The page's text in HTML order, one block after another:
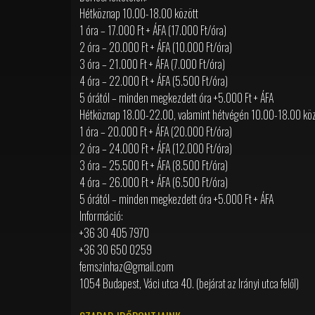
Hétköznap 10.00-18.00 között
1 óra – 17.000 Ft + ÁFA (17.000 Ft/óra)
2 óra – 20.000 Ft + ÁFA (10.000 Ft/óra)
3 óra – 21.000 Ft + ÁFA (7.000 Ft/óra)
4 óra – 22.000 Ft + ÁFA (5.500 Ft/óra)
5 órától – minden megkezdett óra +5.000 Ft + ÁFA
Hétköznap 18.00-22.00, valamint hétvégén 10.00-18.00
1 óra – 20.000 Ft + ÁFA (20.000 Ft/óra)
2 óra – 24.000 Ft + ÁFA (12.000 Ft/óra)
3 óra – 25.500 Ft + ÁFA (8.500 Ft/óra)
4 óra – 26.000 Ft + ÁFA (6.500 Ft/óra)
5 órától – minden megkezdett óra +5.000 Ft + ÁFA
Információ:
+36 30 405 7970
+36 30 650 0259
femszinhaz@gmail.com
1054 Budapest, Váci utca 40. (bejárat az Irányi utca felől)